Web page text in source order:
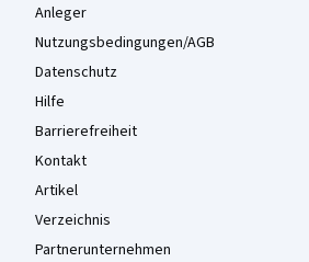
Anleger
Nutzungsbedingungen/AGB
Datenschutz
Hilfe
Barrierefreiheit
Kontakt
Artikel
Verzeichnis
Partnerunternehmen